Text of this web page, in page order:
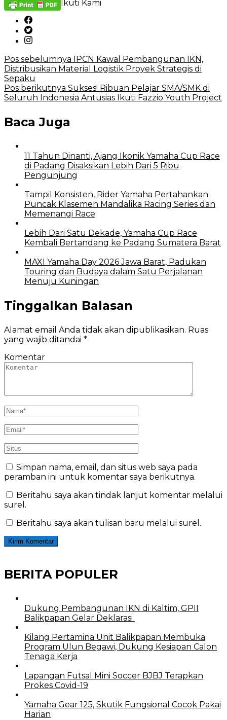
Ikuti Kami
Pos sebelumnya IPCN Kawal Pembangunan IKN,
Distribusikan Material Logistik Proyek Strategis di
Sepaku
Pos berikutnya Sukses! Ribuan Pelajar SMA/SMK di
Seluruh Indonesia Antusias Ikuti Fazzio Youth Project
Baca Juga
11 Tahun Dinanti, Ajang Ikonik Yamaha Cup Race
di Padang Disaksikan Lebih Dari 5 Ribu
Pengunjung
Tampil Konsisten, Rider Yamaha Pertahankan
Puncak Klasemen Mandalika Racing Series dan
Memenangi Race
Lebih Dari Satu Dekade, Yamaha Cup Race
Kembali Bertandang ke Padang Sumatera Barat
MAXI Yamaha Day 2026 Jawa Barat, Padukan
Touring dan Budaya dalam Satu Perjalanan
Menuju Kuningan
Tinggalkan Balasan
Alamat email Anda tidak akan dipublikasikan. Ruas
yang wajib ditandai *
Komentar
Simpan nama, email, dan situs web saya pada
peramban ini untuk komentar saya berikutnya.
Beritahu saya akan tindak lanjut komentar melalui
surel.
Beritahu saya akan tulisan baru melalui surel.
BERITA POPULER
Dukung Pembangunan IKN di Kaltim, GPII
Balikpapan Gelar Deklarasi
Kilang Pertamina Unit Balikpapan Membuka
Program Ulun Begawi, Dukung Kesiapan Calon
Tenaga Kerja
Lapangan Futsal Mini Soccer BJBJ Terapkan
Prokes Covid-19
Yamaha Gear 125, Skutik Fungsional Cocok Pakai
Harian